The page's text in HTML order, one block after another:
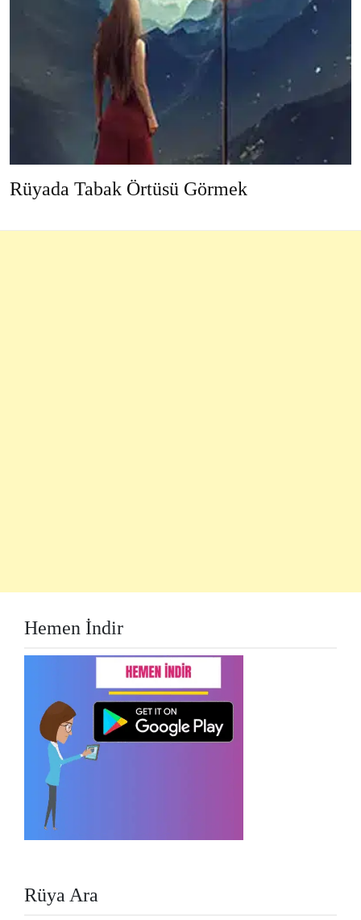
Rüyada Tabak Örtüsü Görmek
Hemen İndir
Rüya Ara